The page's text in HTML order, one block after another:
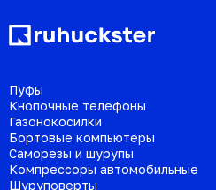
Пуфы
Кнопочные телефоны
Газонокосилки
Бортовые компьютеры
Саморезы и шурупы
Компрессоры автомобильные
Шуруповерты